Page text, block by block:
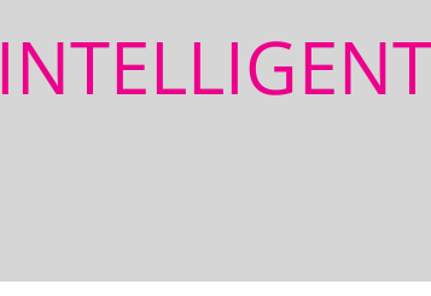
INTELLIGENT